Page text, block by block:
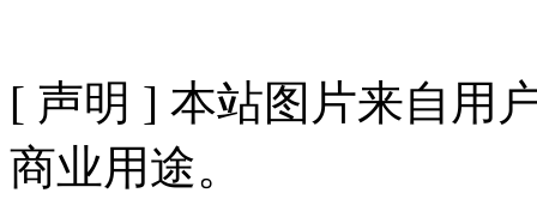
[ 声明 ] 本站图片来自用
商业用途。